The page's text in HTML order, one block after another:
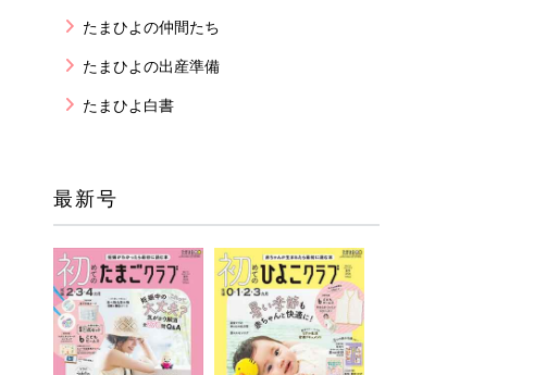
たまひよの仲間たち
たまひよの出産準備
たまひよ白書
最新号